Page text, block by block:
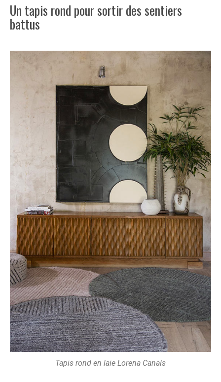
Un tapis rond pour sortir des sentiers
battus
Tapis rond en laie Lorena Canals